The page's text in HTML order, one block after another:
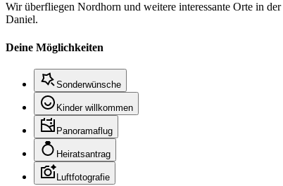
Wir überfliegen Nordhorn und weitere interessante Orte in
Daniel.
Deine Möglichkeiten
Sonderwünsche
Kinder willkommen
Panoramaflug
Heiratsantrag
Luftfotografie